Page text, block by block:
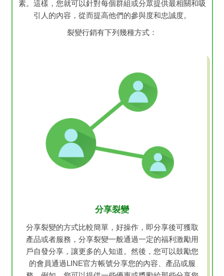
素。這樣，您就可以針對每個群組或分眾提供最相關和吸
引人的內容，從而提高他們的參與度和忠誠度。
裂變行銷有下列幾種方式：
分享裂變
分享裂變的方式比較簡單，好操作，即分享後可獲取
產品或者服務，分享裂變一般通過一定的福利激勵用
戶自發分享，讓更多的人知道。然後，您可以鼓勵您
的會員通過LINE官方帳號分享您的內容、產品或服